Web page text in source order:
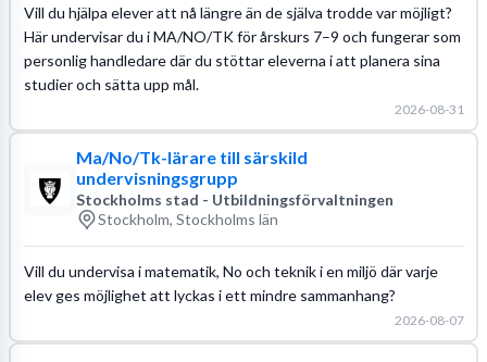
Vill du hjälpa elever att nå längre än de själva trodde var möjligt?
Här undervisar du i MA/NO/TK för årskurs 7–9 och fungerar som
personlig handledare där du stöttar eleverna i att planera sina
studier och sätta upp mål.
2026-08-31
Ma/No/Tk-lärare till särskild
undervisningsgrupp
Stockholms stad - Utbildningsförvaltningen
Stockholm, Stockholms län
Vill du undervisa i matematik, No och teknik i en miljö där varje
elev ges möjlighet att lyckas i ett mindre sammanhang?
2026-08-07